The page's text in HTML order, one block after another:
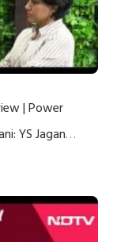
| Power
YS Jagan